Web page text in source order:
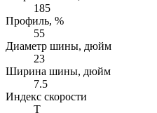
185
Профиль, %
55
Диаметр шины, дюйм
23
Ширина шины, дюйм
7.5
Индекс скорости
T